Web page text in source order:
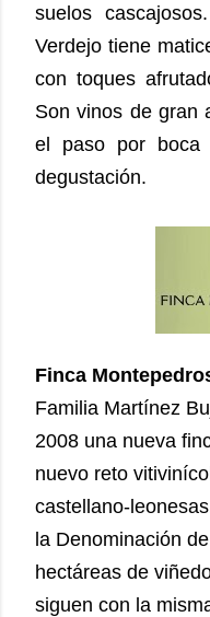
suelos
Verdejo tiene
con toques
Son vinos de gran
el paso por boca
degustación.
Finca
Familia Martínez
2008 una nueva
nuevo reto
castellano-
la Denominación
hectáreas de
siguen con la